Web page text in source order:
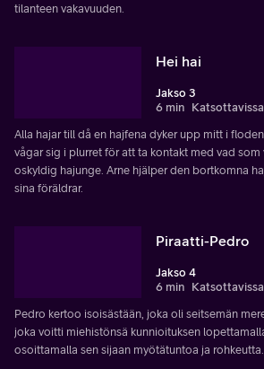
tilanteen vakavuuden.
Hei hai
Jakso 3
6 min
Alla hajar till då en hajfena dyker upp mitt i
vågar sig i plurret för att ta kontakt med vad som
oskyldig hajunge. Arne hjälper den bortkomna
sina föräldrar.
Piraatti-Pedro
Jakso 4
6 min
Pedro kertoo isoisästään, joka oli seitsemän
joka voitti miehistönsä kunnioituksen
osoittamalla sen sijaan myötätuntoa ja rohkeutta.